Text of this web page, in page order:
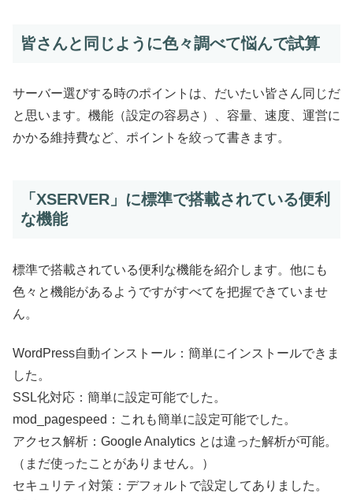
皆さんと同じように色々調べて悩んで試算
サーバー選びする時のポイントは、だいたい皆さん同じだ
と思います。機能（設定の容易さ）、容量、速度、運営に
かかる維持費など、ポイントを絞って書きます。
「XSERVER」に標準で搭載されている便利
な機能
標準で搭載されている便利な機能を紹介します。他にも
色々と機能があるようですがすべてを把握できていませ
ん。
WordPress自動インストール：簡単にインストールできま
した。
SSL化対応：簡単に設定可能でした。
mod_pagespeed：これも簡単に設定可能でした。
アクセス解析：Google Analytics とは違った解析が可能。
（まだ使ったことがありません。）
セキュリティ対策：デフォルトで設定してありました。